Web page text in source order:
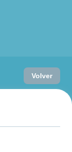
Volver